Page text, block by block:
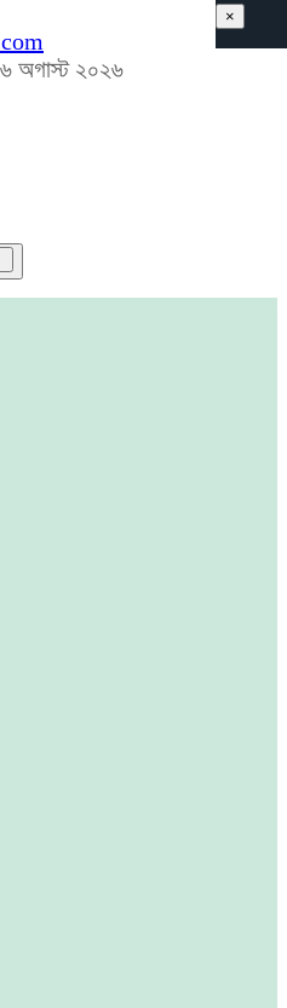
অগাস্ট ২০২৬
×